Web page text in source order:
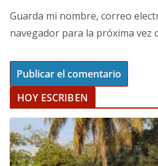
Guarda mi nombre, correo
navegador para la próxima vez
HOY ESCRIBEN